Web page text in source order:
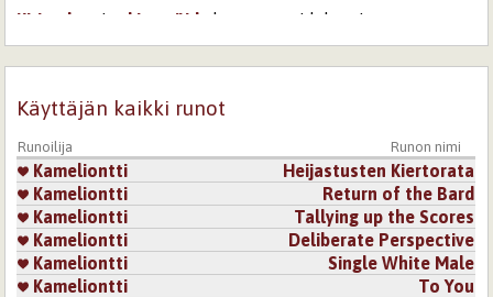
Kirjaudu
tai rekisteröidy kommentoidaksesi
3.5.2018 20:41Sorveira
Tässä ajateltavaa ihan kaikille. Oivaltavasti ilmaistuna.
Sivut
Käyttäjän kaikki runot
Runoilija Runon nimi
Kameliontti
Heijastusten Kiertorata
Kameliontti
Return of the Bard
Kameliontti
Tallying up the Scores
Kameliontti
Deliberate Perspective
Kameliontti
Single White Male
Kameliontti
To You